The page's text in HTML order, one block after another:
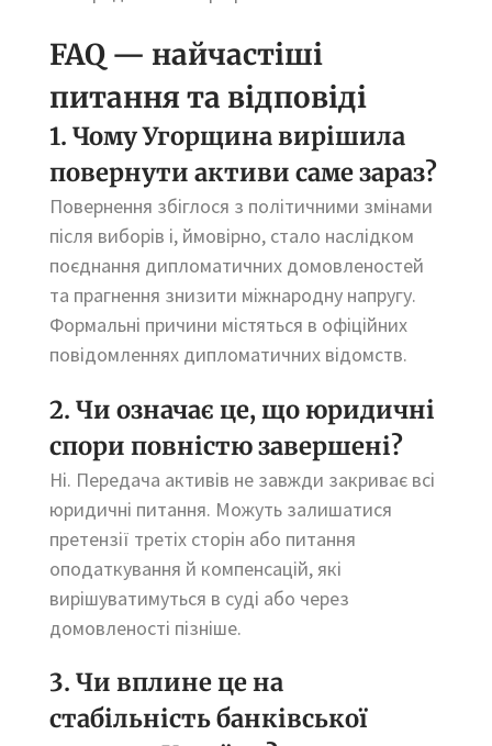
FAQ — найчастіші
питання та відповіді
1. Чому Угорщина вирішила
повернути активи саме зараз?
Повернення збіглося з політичними змінами
після виборів і, ймовірно, стало наслідком
поєднання дипломатичних домовленостей
та прагнення знизити міжнародну напругу.
Формальні причини містяться в офіційних
повідомленнях дипломатичних відомств.
2. Чи означає це, що юридичні
спори повністю завершені?
Ні. Передача активів не завжди закриває всі
юридичні питання. Можуть залишатися
претензії третіх сторін або питання
оподаткування й компенсацій, які
вирішуватимуться в суді або через
домовленості пізніше.
3. Чи вплине це на
стабільність банківської